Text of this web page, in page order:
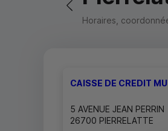
Horaires,
CAISSE DE CREDIT
5 AVENUE JEAN PERRIN
26700 PIERRELATTE